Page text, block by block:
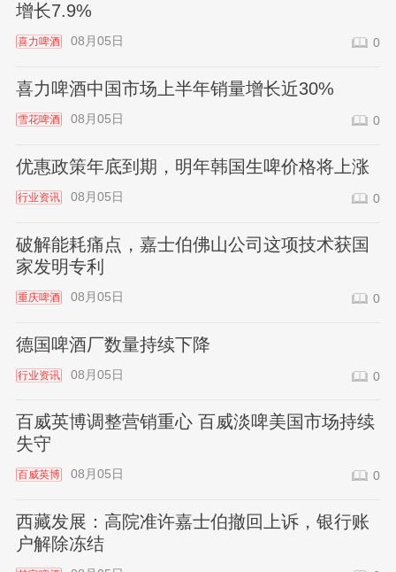
增长7.9%
喜力啤酒 08月05日 0
喜力啤酒中国市场上半年销量增长近30%
雪花啤酒 08月05日 0
优惠政策年底到期，明年韩国生啤价格将上涨
行业资讯 08月05日 0
破解能耗痛点，嘉士伯佛山公司这项技术获国
家发明专利
重庆啤酒 08月05日 0
德国啤酒厂数量持续下降
行业资讯 08月05日 0
百威英博调整营销重心 百威淡啤美国市场持续
失守
百威英博 08月05日 0
西藏发展：高院准许嘉士伯撤回上诉，银行账
户解除冻结